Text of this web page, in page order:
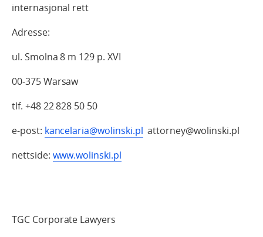
internasjonal rett
Adresse:
ul. Smolna 8 m 129 p. XVI
00-375 Warsaw
tlf. +48 22 828 50 50
e-post: kancelaria@wolinski.pl attorney@wolinski.pl
nettside: www.wolinski.pl
TGC Corporate Lawyers